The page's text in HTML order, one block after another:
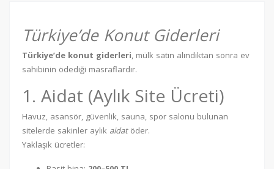
ALANYA’DA EMLAK
Türkiye’de Konut Giderleri
Türkiye’de konut giderleri, mülk satın alındıktan sonra ev
sahibinin ödediği masraflardır.
1. Aidat (Aylık Site Ücreti)
Havuz, asansör, güvenlik, sauna, spor salonu bulunan
sitelerde sakinler aylık aidatöder.
Yaklaşık ücretler: